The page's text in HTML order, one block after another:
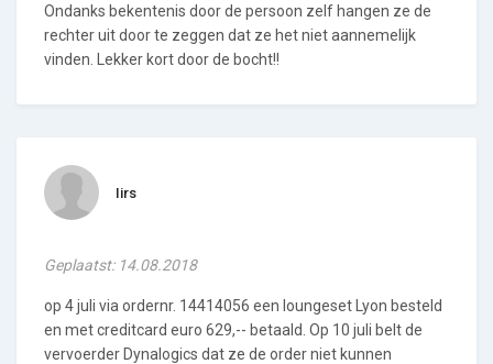
Ondanks bekentenis door de persoon zelf hangen ze de
rechter uit door te zeggen dat ze het niet aannemelijk
vinden. Lekker kort door de bocht!!
Iirs
Geplaatst: 14.08.2018
op 4 juli via ordernr. 14414056 een loungeset Lyon besteld
en met creditcard euro 629,-- betaald. Op 10 juli belt de
vervoerder Dynalogics dat ze de order niet kunnen